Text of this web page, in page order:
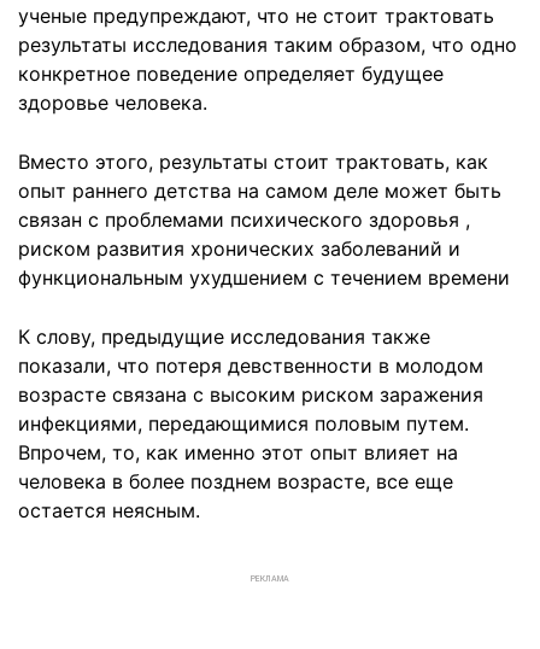
ученые предупреждают, что не стоит трактовать
результаты исследования таким образом, что одно
конкретное поведение определяет будущее
здоровье человека.
Вместо этого, результаты стоит трактовать, как
опыт раннего детства на самом деле может быть
связан с проблемами психического здоровья ,
риском развития хронических заболеваний и
функциональным ухудшением с течением времени
К слову, предыдущие исследования также
показали, что потеря девственности в молодом
возрасте связана с высоким риском заражения
инфекциями, передающимися половым путем.
Впрочем, то, как именно этот опыт влияет на
человека в более позднем возрасте, все еще
остается неясным.
РЕКЛАМА